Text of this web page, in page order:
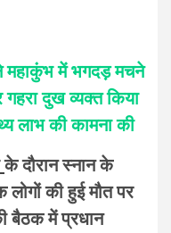
महाकुंभ में भगदड़ मचने
दुख व्यक्त किया
लाभ की कामना की
के दौरान स्नान के
की हुई मौत पर
बैठक में प्रधान